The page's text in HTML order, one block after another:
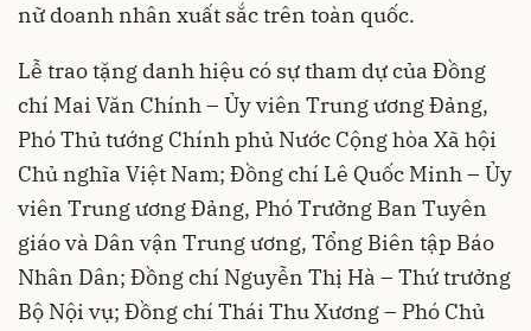
nữ doanh nhân xuất sắc trên toàn quốc.
Lễ trao tặng danh hiệu có sự tham dự của Đồng
chí Mai Văn Chính – Ủy viên Trung ương Đảng,
Phó Thủ tướng Chính phủ Nước Cộng hòa Xã hội
Chủ nghĩa Việt Nam; Đồng chí Lê Quốc Minh – Ủy
viên Trung ương Đảng, Phó Trưởng Ban Tuyên
giáo và Dân vận Trung ương, Tổng Biên tập Báo
Nhân Dân; Đồng chí Nguyễn Thị Hà – Thứ trưởng
Bộ Nội vụ; Đồng chí Thái Thu Xương – Phó Chủ